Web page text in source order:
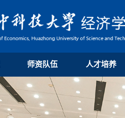
师资队伍 人才培养